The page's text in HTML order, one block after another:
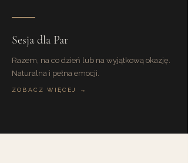
Sesja dla Par
Razem, na co dzień lub na wyjątkową okazję.
Naturalna i pełna emocji.
ZOBACZ WIĘCEJ →